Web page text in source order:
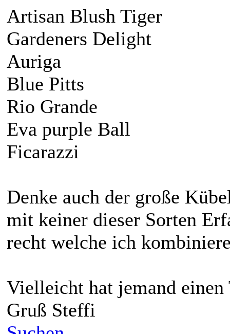
Artisan Blush Tiger
Gardeners Delight
Auriga
Blue Pitts
Rio Grande
Eva purple Ball
Ficarazzi
Denke auch der große
mit keiner dieser Sorten
recht welche ich
Vielleicht hat jemand
Gruß Steffi